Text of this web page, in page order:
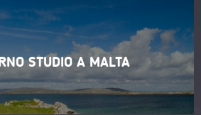
STUDIO A MALTA